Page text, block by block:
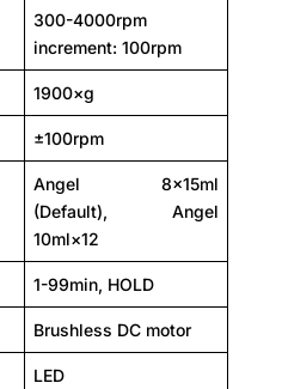
300-4000rpm
increment: 100rpm
1900×g
±100rpm
Angel 8×15ml
(Default), Angel
10ml×12
1-99min, HOLD
Brushless DC motor
LED